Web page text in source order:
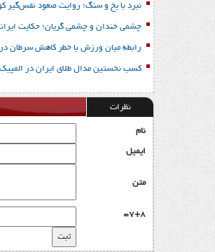
نبرد با یخ و سنگ؛ روایت صعود نفس‌گیر
چشمی خندان و چشمی گریان؛ حکایت
رابطه میان ورزش با خطر کاهش سرطان
کسب نخستین مدال طلای ایران در المپیک
نظرات
نام
ایمیل
متن
7+8=